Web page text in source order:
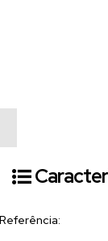
Referência: